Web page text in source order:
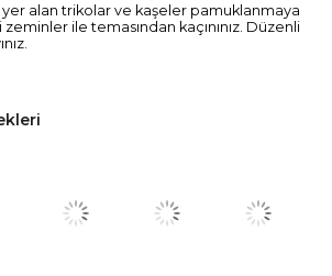
yer alan trikolar ve kaşeler pamuklanmaya
zeminler ile temasından kaçınınız. Düzenli